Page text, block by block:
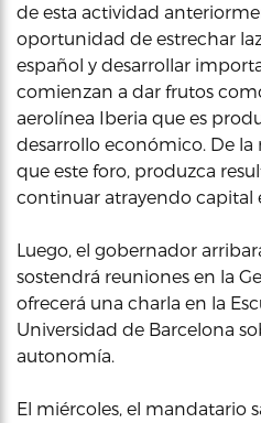
de esta actividad
oportunidad de estrechar
español y desarrollar
comienzan a dar frutos
aerolínea Iberia que es
desarrollo económico. De la
que este foro, produzca
continuar atrayendo capital
Luego, el gobernador
sostendrá reuniones en la
ofrecerá una charla en la
Universidad de Barcelona
autonomía.
El miércoles, el mandatario